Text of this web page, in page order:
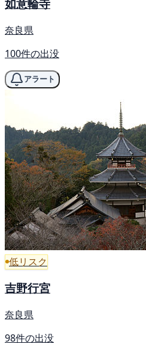
如意輪寺
奈良県
100件の出没
アラート
低リスク
吉野行宮
奈良県
98件の出没